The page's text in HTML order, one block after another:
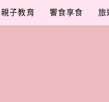
親子教育 饗食享食 旅